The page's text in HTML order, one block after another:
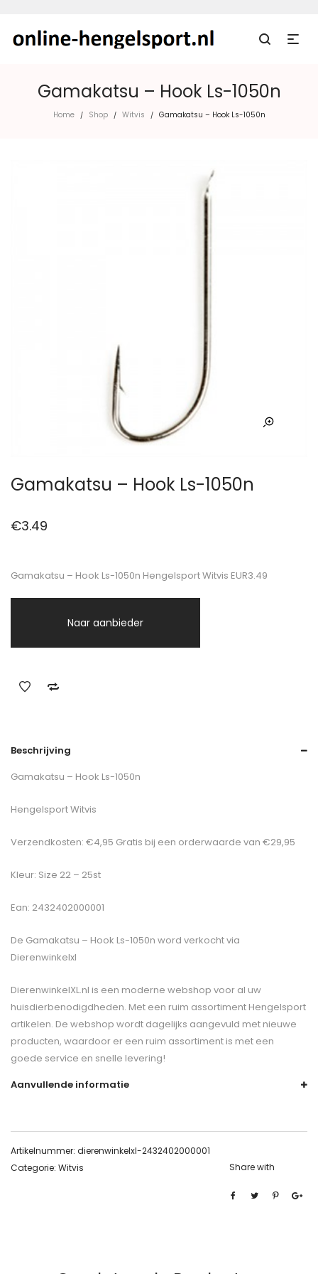
Gamakatsu – Hook Ls-1050n
Home / Shop / Witvis / Gamakatsu – Hook Ls-1050n
Gamakatsu – Hook Ls-1050n
€3.49
Gamakatsu – Hook Ls-1050n Hengelsport Witvis EUR3.49
Naar aanbieder
Beschrijving
Gamakatsu – Hook Ls-1050n
Hengelsport Witvis
Verzendkosten: €4,95 Gratis bij een orderwaarde van €29,95
Kleur: Size 22 – 25st
Ean: 2432402000001
De Gamakatsu – Hook Ls-1050n word verkocht via
Dierenwinkelxl
DierenwinkelXL.nl is een moderne webshop voor al uw
huisdierbenodigdheden. Met een ruim assortiment Hengelsport
artikelen. De webshop wordt dagelijks aangevuld met nieuwe
producten, waardoor er een ruim assortiment is met een
goede service en snelle levering!
Aanvullende informatie
Artikelnummer: dierenwinkelxl-2432402000001
Categorie: Witvis Share with